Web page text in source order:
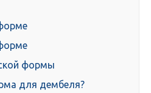
формы
для дембеля?